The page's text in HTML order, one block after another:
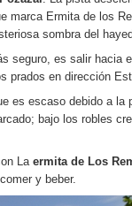
marca Ermita de los
sombra del
seguro, es salir hacia
prados en dirección
es escaso debido a la
bajo los robles
La ermita de Los
y beber.